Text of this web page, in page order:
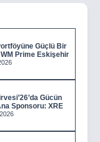
Güçlü Bir
WM Prime Eskişehir
Gücün
Sponsoru: XRE